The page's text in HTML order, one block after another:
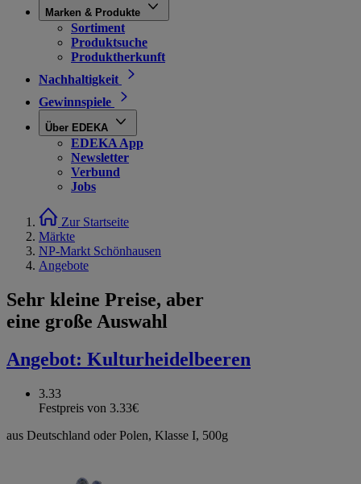
Marken & Produkte
Sortiment
Produktsuche
Produktherkunft
Nachhaltigkeit
Gewinnspiele
Über EDEKA
EDEKA App
Newsletter
Verbund
Jobs
Zur Startseite
Märkte
NP-Markt Schönhausen
Angebote
Sehr kleine Preise, aber
eine große Auswahl
Angebot: Kulturheidelbeeren
3.33
Festpreis von 3.33€
aus Deutschland oder Polen, Klasse I, 500g